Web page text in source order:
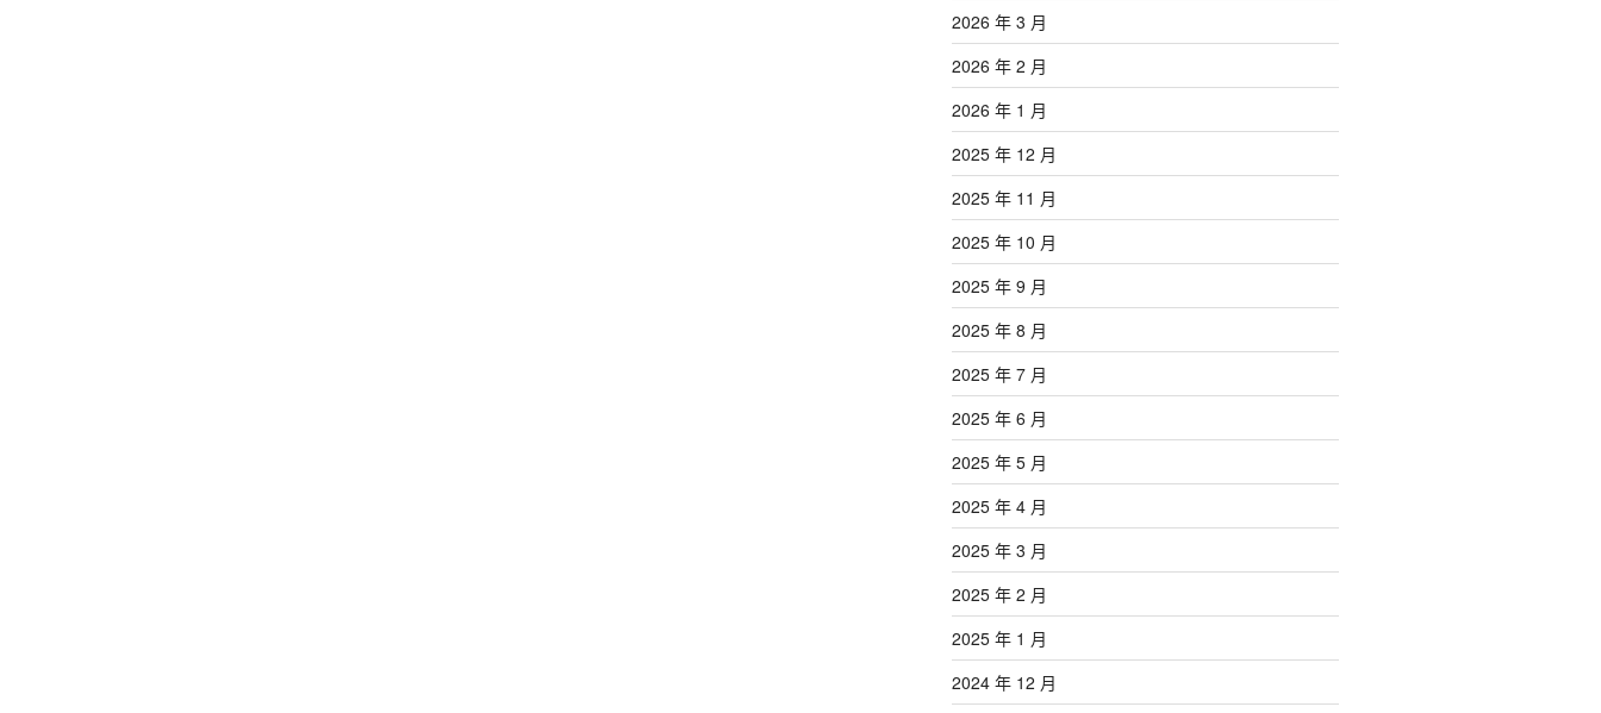
2026 年 3 月
2026 年 2 月
2026 年 1 月
2025 年 12 月
2025 年 11 月
2025 年 10 月
2025 年 9 月
2025 年 8 月
2025 年 7 月
2025 年 6 月
2025 年 5 月
2025 年 4 月
2025 年 3 月
2025 年 2 月
2025 年 1 月
2024 年 12 月